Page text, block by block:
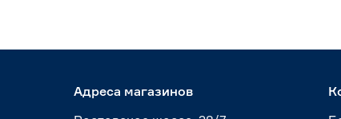
Адреса магазинов